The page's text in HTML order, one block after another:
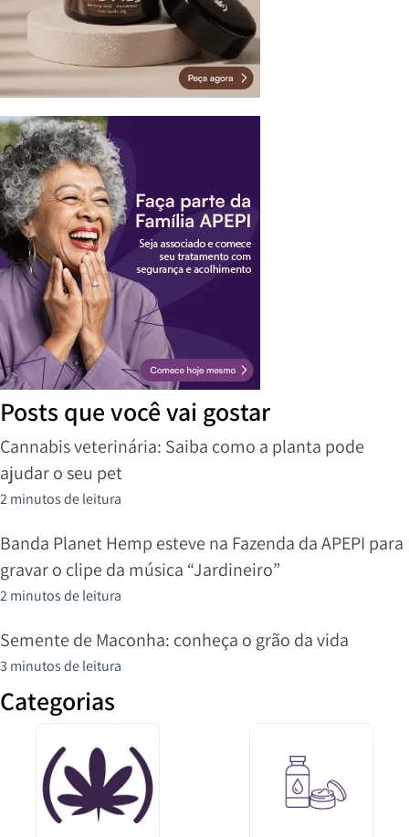
Posts que você vai gostar
Cannabis veterinária: Saiba como a planta pode
ajudar o seu pet
2 minutos de leitura
Banda Planet Hemp esteve na Fazenda da APEPI para
gravar o clipe da música “Jardineiro”
2 minutos de leitura
Semente de Maconha: conheça o grão da vida
3 minutos de leitura
Categorias